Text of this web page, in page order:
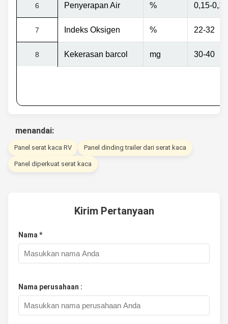
6 Penyerapan Air % 0,15-0,16
7 Indeks Oksigen % 22-32
8 Kekerasan barcol mg 30-40
menandai:
Panel serat kaca RV Panel dinding trailer dari serat kaca
Panel diperkuat serat kaca
Kirim Pertanyaan
Nama *
Nama perusahaan :